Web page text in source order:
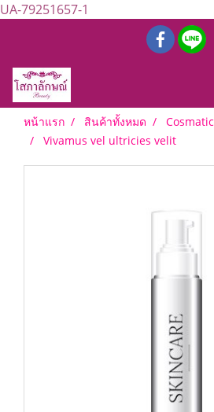
UA-79251657-1
หน้าแรก สินค้าทั้งหมด
Cosmatic
Vivamus vel ultricies velit